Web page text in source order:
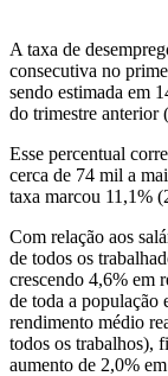
A taxa de
consecutiva no
sendo estimada em
do trimestre anterior
Esse percentual
cerca de 74 mil a
taxa marcou 11,1%
Com relação aos
de todos os
crescendo 4,6% em
de toda a população
rendimento médio
todos os trabalhos),
aumento de 2,0%